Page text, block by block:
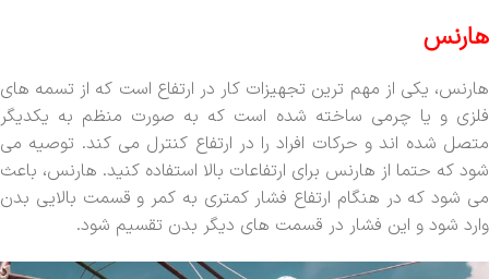
هارنس
هارنس، یکی از مهم ترین تجهیزات کار در ارتفاع است که از تسمه های
فلزی و یا چرمی ساخته شده است که به صورت منظم به یکدیگر
متصل شده اند و حرکات افراد را در ارتفاع کنترل می کند. توصیه می
شود که حتما از هارنس برای ارتفاعات بالا استفاده کنید. هارنس، باعث
می شود که در هنگام ارتفاع فشار کمتری به کمر و قسمت بالایی بدن
وارد شود و این فشار در قسمت های دیگر بدن تقسیم شود.